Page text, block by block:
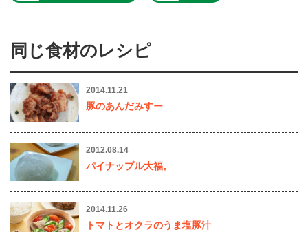
同じ食材のレシピ
2014.11.21
豚のあんだみすー
2012.08.14
パイナップル大福。
2014.11.26
トマトとオクラのうま塩豚汁